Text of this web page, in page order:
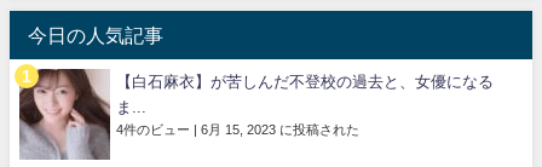
今日の人気記事
【白石麻衣】が苦しんだ不登校の過去と、女優になる
ま...
4件のビュー | 6月 15, 2023 に投稿された